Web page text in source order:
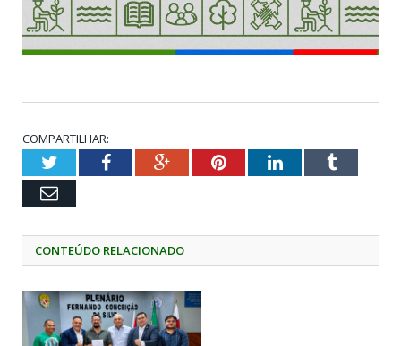
COMPARTILHAR:
TwitterFacebookGoogle+PinterestLinkedInTumblr
Email
CONTEÚDO RELACIONADO